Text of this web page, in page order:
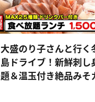
大盛のり子さんと行く
島ドライブ！新鮮刺し
題＆温玉付き絶品みそ